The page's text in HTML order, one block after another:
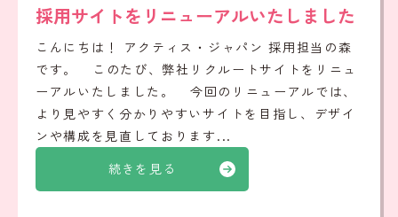
続きを見る
採用サイトをリニューアルいたしました
こんにちは！ アクティス・ジャパン 採用担当の森
です。 このたび、弊社リクルートサイトをリニュ
ーアルいたしました。 今回のリニューアルでは、
より見やすく分かりやすいサイトを目指し、デザイ
ンや構成を見直しております...